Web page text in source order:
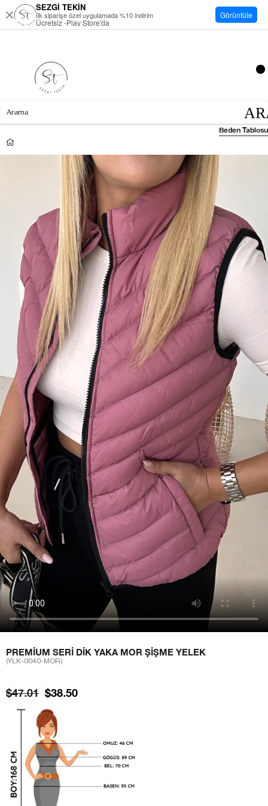
PREMIUM SERI DIK YAKA MOR ŞIŞME YELEK
(YLK-0040-MOR)
$47.01 $38.50
Beden Tablosu
SEZGİ TEKİN
İlk siparişe özel uygulamada %10 indirim
Ücretsiz -Play Store'da
Görüntüle